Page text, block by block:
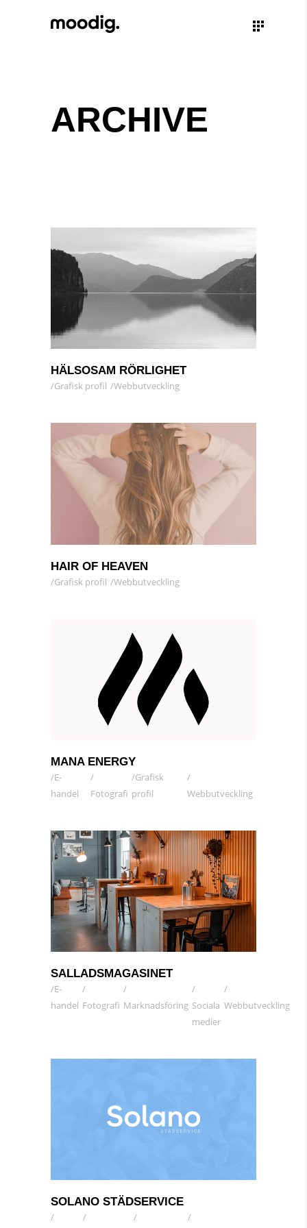
ARCHIVE
HÄLSOSAM RÖRLIGHET
Grafisk profil Webbutveckling
HAIR OF HEAVEN
Grafisk profil Webbutveckling
MANA ENERGY
E-
handel
Fotografi
Grafisk
profil
Webbutveckling
SALLADSMAGASINET
E-
handel Fotografi Marknadsföring Sociala
medier
Webbutveckling
SOLANO STÄDSERVICE